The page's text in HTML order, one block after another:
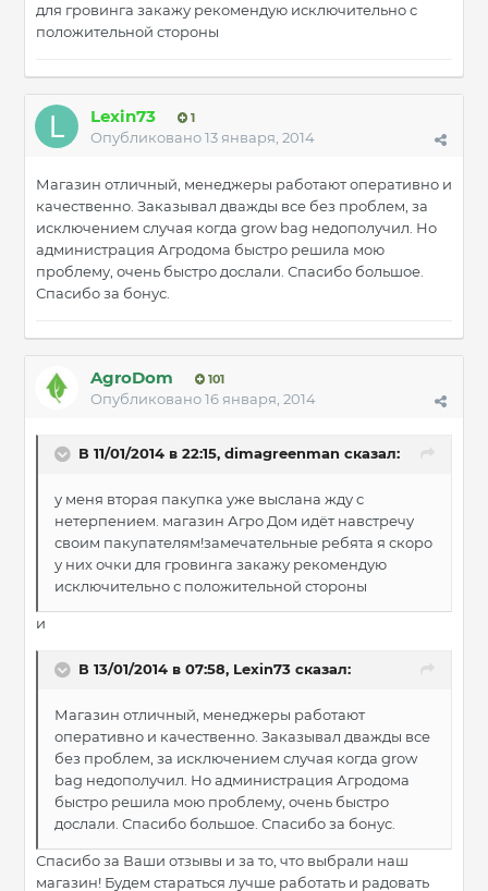
для гровинга закажу рекомендую исключительно с
положительной стороны
Lexin73 1
Опубликовано13 января, 2014
Магазин отличный, менеджеры работают оперативно и
качественно. Заказывал дважды все без проблем, за
исключением случая когда grow bag недополучил. Но
администрация Агродома быстро решила мою
проблему, очень быстро дослали. Спасибо большое.
Спасибо за бонус.
AgroDom 101
Опубликовано16 января, 2014
В 11/01/2014 в 22:15, dimagreenman сказал:
у меня вторая пакупка уже выслана жду с
нетерпением. магазин Агро Дом идёт навстречу
своим пакупателям!замечательные ребята я скоро
у них очки для гровинга закажу рекомендую
исключительно с положительной стороны
и
В 13/01/2014 в 07:58, Lexin73 сказал:
Магазин отличный, менеджеры работают
оперативно и качественно. Заказывал дважды все
без проблем, за исключением случая когда grow
bag недополучил. Но администрация Агродома
быстро решила мою проблему, очень быстро
дослали. Спасибо большое. Спасибо за бонус.
Спасибо за Ваши отзывы и за то, что выбрали наш
магазин! Будем стараться лучше работать и радовать